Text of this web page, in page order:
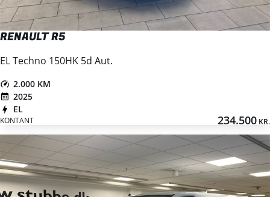
RENAULT R5
EL Techno 150HK 5d Aut.
2.000 KM
2025
EL
KONTANT 234.500 KR.